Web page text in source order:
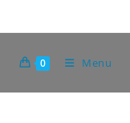
0 Menu